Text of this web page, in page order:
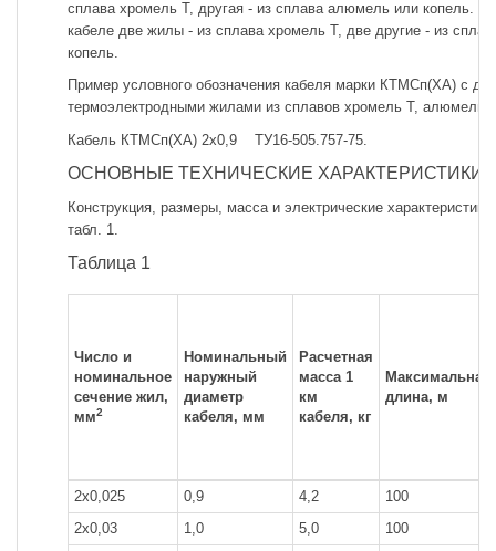
сплава хромель Т, другая - из сплава алюмель или копель. В
кабеле две жилы - из сплава хромель Т, две другие - из
копель.
Пример условного обозначения кабеля марки КТМСп(ХА) с
термоэлектродными жилами из сплавов хромель Т, алюмель
Кабель КТМСп(ХА) 2x0,9 ТУ16-505.757-75.
ОСНОВНЫЕ ТЕХНИЧЕСКИЕ ХАРАКТЕРИСТИКИ
Конструкция, размеры, масса и электрические
табл. 1.
Таблица 1
Число и
номинальное
сечение жил,
мм2
Номинальный
наружный
диаметр
кабеля, мм
Расчетная
масса 1
км
кабеля, кг
Максимальная
длина, м
2x0,025 0,9 4,2
100
2x0,03
1,0 5,0
100